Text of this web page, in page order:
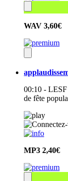
WAV 3,60€
00:10 - LESF
de fête
MP3 2,40€